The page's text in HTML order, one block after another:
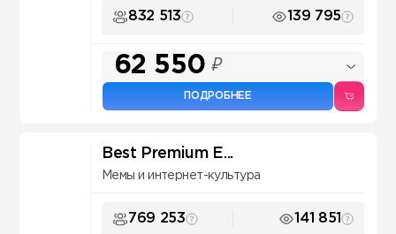
832 513 139 795
62 550 ₽
ПОДРОБНЕЕ
Best Premium E...
Мемы и интернет-культура
769 253 141 851